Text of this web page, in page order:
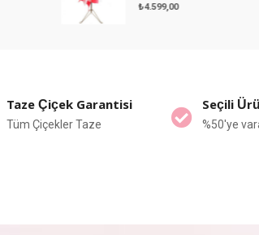
4.599,00
Taze Çiçek Garantisi
Tüm Çiçekler Taze
Seçili
%50'ye